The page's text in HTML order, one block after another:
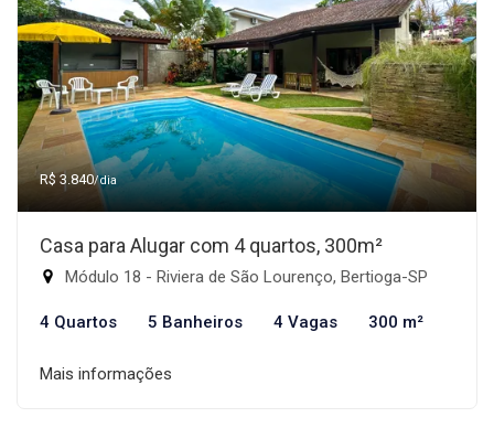
R$ 3.840/dia
Casa para Alugar com 4 quartos, 300m²
Módulo 18 - Riviera de São Lourenço, Bertioga-SP
4 Quartos 5 Banheiros 4 Vagas 300 m²
Mais informações